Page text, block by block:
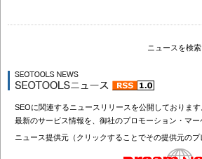
ニュースを検索
SEOに関連するニュースリリースを公開しております
最新のサービス情報を、御社のプロモーション・マ
ニュース提供元（クリックすることでその提供元のプ